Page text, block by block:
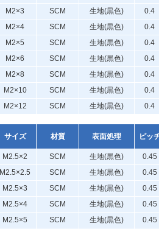
M2×3
SCM 生地(黒色) 0.4
M2×4
SCM 生地(黒色) 0.4
M2×5
SCM 生地(黒色) 0.4
M2×6
SCM 生地(黒色) 0.4
M2×8
SCM 生地(黒色) 0.4
M2×10
SCM 生地(黒色) 0.4
M2×12
SCM 生地(黒色) 0.4
サイズ 材質 表面処理 ピッ
M2.5×2 SCM 生地(黒色) 0.45
M2.5×2.5
SCM 生地(黒色) 0.45
M2.5×3
SCM 生地(黒色) 0.45
M2.5×4
SCM 生地(黒色) 0.45
M2.5×5
SCM 生地(黒色) 0.45